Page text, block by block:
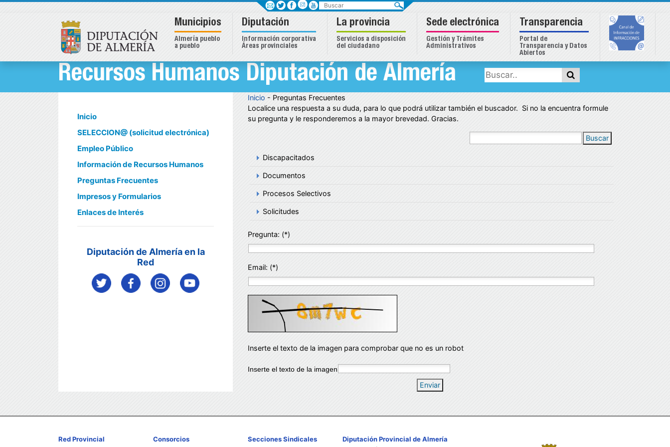
Buscar
Municipios
Almería pueblo
a pueblo
Diputación
Información corporativa
Áreas provinciales
La provincia
Servicios a disposición
del ciudadano
Sede electrónica
Gestión y Trámites
Administrativos
Transparencia
Portal de
Transparencia y Datos
Abiertos
Recursos Humanos Diputación de Almería
Inicio
SELECCION@ (solicitud electrónica)
Empleo Público
Información de Recursos Humanos
Preguntas Frecuentes
Impresos y Formularios
Enlaces de Interés
Diputación de Almería en la
Red
Inicio - Preguntas Frecuentes
Localice una respuesta a su duda, para lo que podrá utilizar también el buscador. Si no la encuentra formule
su pregunta y le responderemos a la mayor brevedad. Gracias.
Buscar
Discapacitados
Documentos
Procesos Selectivos
Solicitudes
Pregunta: (*)
Email: (*)
Inserte el texto de la imagen para comprobar que no es un robot
Inserte el texto de la imagen
Enviar
Red Provincial Consorcios Secciones Sindicales Diputación Provincial de Almería